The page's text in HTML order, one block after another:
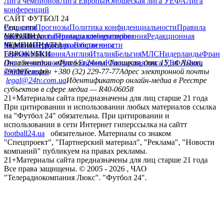
конференций
САЙТ ФУТБОЛ 24
РедакцияПрогнозыПолитика конфиденциальностиПравила
сайтуКонтактыПравила комментированияРедакционная
политикаСтруктура собственности
Соц. сети
facebookxyoutubeinstagramtelegramviber
УКРАИНА
УкраинаПервая лигаВторая лига
ЧЕМПИОНАТЫ
ГерманияИспанияАнглияИталияБельгияМЛСНидерланды
ЕВРОКУБКИ
Лига чемпионовЛига ЕвропыЮношеская лига УЕФАЛига
конференций
Онлайн-медиа «Футбол 24»пл. Галицкая, дом. 15, м. Львов,
79008Телефон +380 (32) 229-77-77Адрес электронной почты
legal@24tv.com.uaИдентификатор онлайн-медиа в Реестре
субъектов в сфере медиа — R40-06058
21+Материалы сайта предназначены для лиц старше 21 года
При цитировании и использовании любых материалов ссылка
на "Футбол 24" обязательна. При цитировании и
использовании в сети Интернет гиперссылка на сайтт
football24.ua
обязательное. Материалы со знаком
"Спецпроект", "Партнерский материал", "Реклама", "Новости
компаний" публикуем на правах рекламы.
21+Материалы сайта предназначены для лиц старше 21 года
Все права защищены. © 2005 - 2026 , ЧАО
"Телерадиокомпания Люкс". "Футбол 24".